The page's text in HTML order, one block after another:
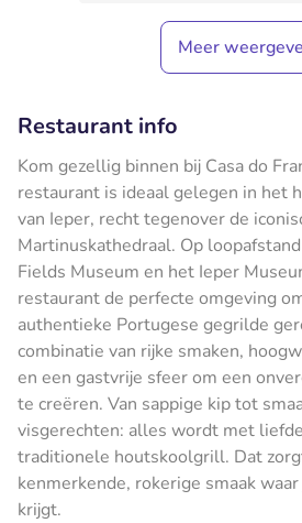
Meer
Restaurant info
Kom gezellig binnen bij Casa do
restaurant is ideaal gelegen in het
van Ieper, recht tegenover de
Martinuskathedraal. Op
Fields Museum en het Ieper
restaurant de perfecte omgeving
authentieke Portugese gegrilde
combinatie van rijke smaken,
en een gastvrije sfeer om een
te creëren. Van sappige kip tot
visgerechten: alles wordt met
traditionele houtskoolgrill. Dat
kenmerkende, rokerige smaak
krijgt.